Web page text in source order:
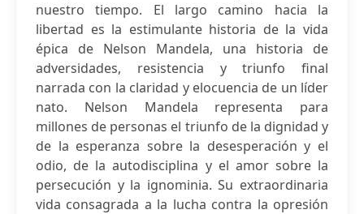
nuestro tiempo. El largo camino hacia la
libertad es la estimulante historia de la vida
épica de Nelson Mandela, una historia de
adversidades, resistencia y triunfo final
narrada con la claridad y elocuencia de un líder
nato. Nelson Mandela representa para
millones de personas el triunfo de la dignidad y
de la esperanza sobre la desesperación y el
odio, de la autodisciplina y el amor sobre la
persecución y la ignominia. Su extraordinaria
vida consagrada a la lucha contra la opresión